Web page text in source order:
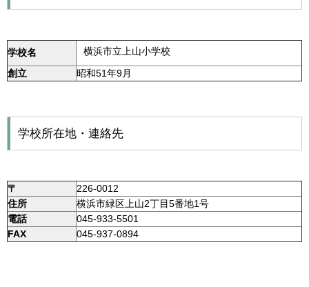
学校名
横浜市立上山小学校
創立
昭和51年9月
学校所在地・連絡先
〒
226-0012
住所
横浜市緑区上山2丁目5番地1号
電話
045-933-5501
FAX
045-937-0894